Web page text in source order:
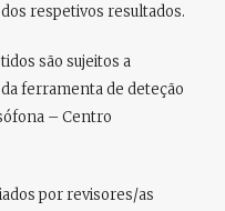
respetivos resultados.
são sujeitos a
da ferramenta de deteção
– Centro
porrevisores/as